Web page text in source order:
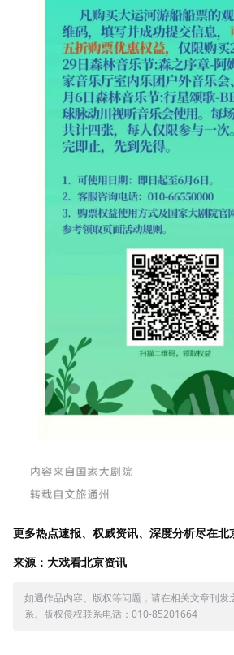
更多热点速报、权威资讯、深度分析尽在
来源：大戏看北京资讯
如遇作品内容、版权等问题，请在相关文章刊发
系。版权侵权联系电话：010-85201664